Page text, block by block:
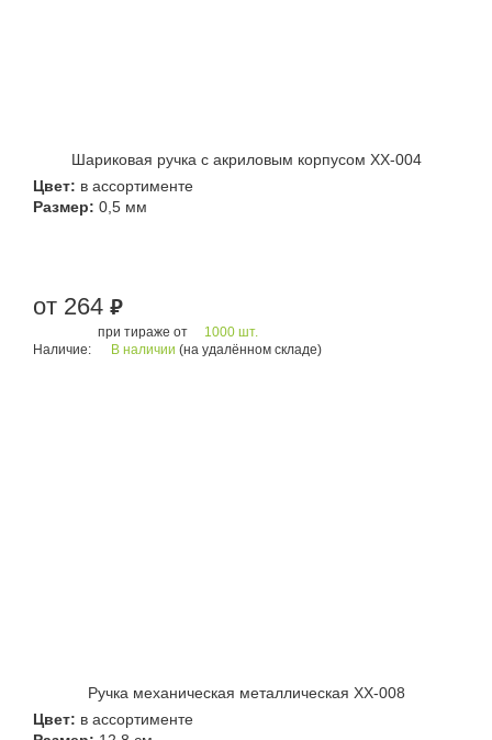
Шариковая ручка с акриловым корпусом XX-004
Цвет: в ассортименте
Размер: 0,5 мм
от 264 руб.
при тираже от
1000 шт.
Наличие:
В наличии (на удалённом складе)
Ручка механическая металлическая XX-008
Цвет: в ассортименте